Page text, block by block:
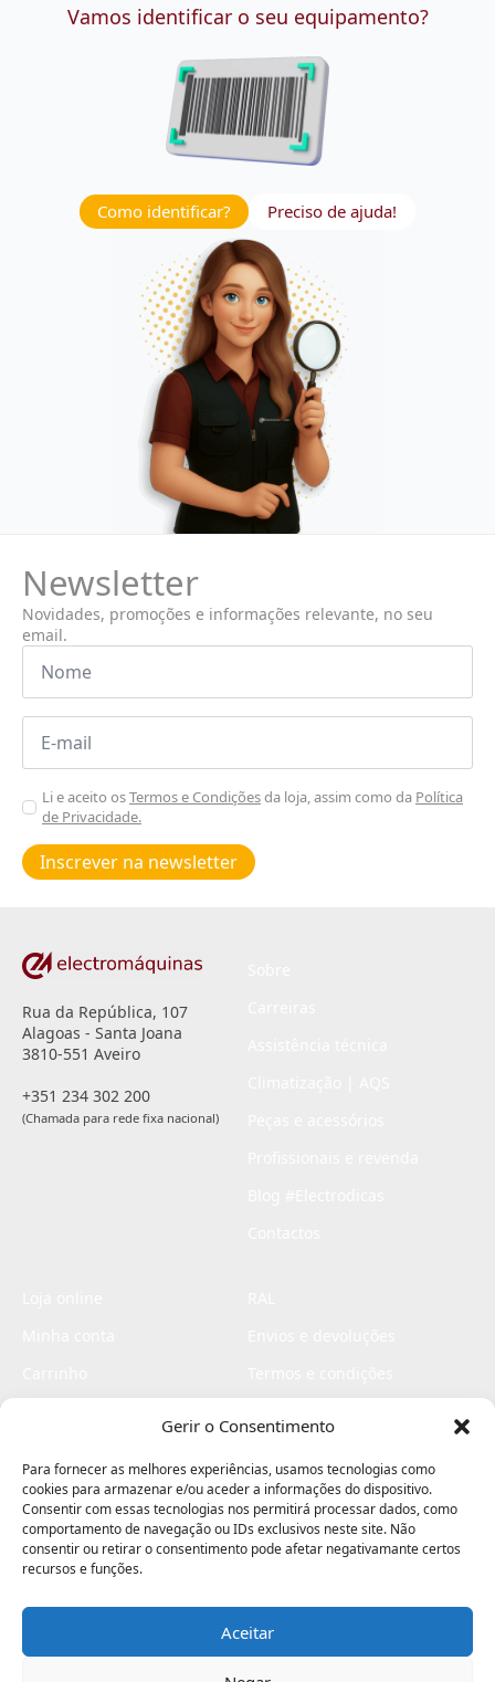
Gerir o Consentimento
Para fornecer as melhores experiências, usamos tecnologias como
cookies para armazenar e/ou aceder a informações do dispositivo.
Consentir com essas tecnologias nos permitirá processar dados, como
comportamento de navegação ou IDs exclusivos neste site. Não
consentir ou retirar o consentimento pode afetar negativamante certos
recursos e funções.
Aceitar
Vamos identificar o seu equipamento?
Como identificar? Preciso de ajuda!
Newsletter
Novidades, promoções e informações relevante, no seu
email.
Nome
Email
Aceitar
Poiticas
de
privacidade
Li e aceito osTermos e Condiçõesda loja, assim como da Política
de Privacidade.
Inscrever na newsletter
Rua da República, 107
Alagoas - Santa Joana
3810-551 Aveiro
+351 234 302 200
(Chamada para rede fixa nacional)
Livro de elogios
Electromaquinas ©2026